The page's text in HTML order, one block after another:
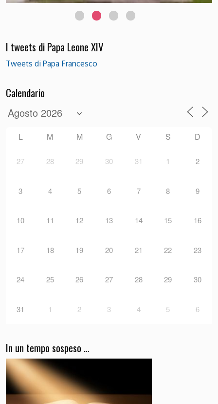
I tweets di Papa Leone XIV
Tweets di Papa Francesco
Calendario
L M M G V S D
27 28 29 30 31 1 2
3 4 5 6 7 8 9
10 11 12 13 14 15 16
17 18 19 20 21 22 23
24 25 26 27 28 29 30
31 1 2 3 4 5 6
In un tempo sospeso …